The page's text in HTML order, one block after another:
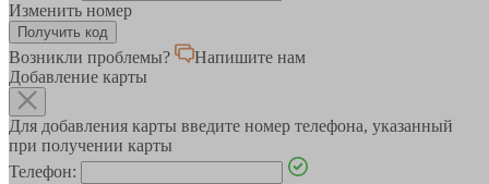
Изменить номер
Возникли проблемы?
Напишите нам
Добавление карты
Для добавления карты введите номер телефона, указанный
при получении карты
Телефон: